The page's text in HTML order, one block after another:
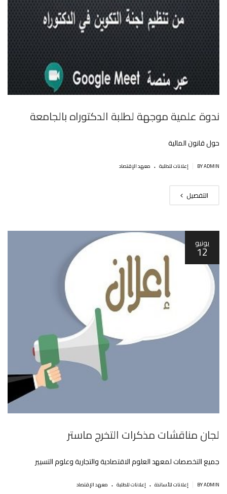
ندوة علمية موجهة لطلبة الدكتوراه بالجامعة
حول قانون المالية
BY ADMIN إعلانات للطلبة . معهد الإقتصاد
التفصيل
يونيو
12
لجان مناقشات مذكرات التخرج ماستر
جميع التخصصات لمعهد العلوم الاقتصادية والتجارية وعلوم التسيير
BY ADMIN إعلانات للأساتذة . إعلانات للطلبة . معهد الإقتصاد